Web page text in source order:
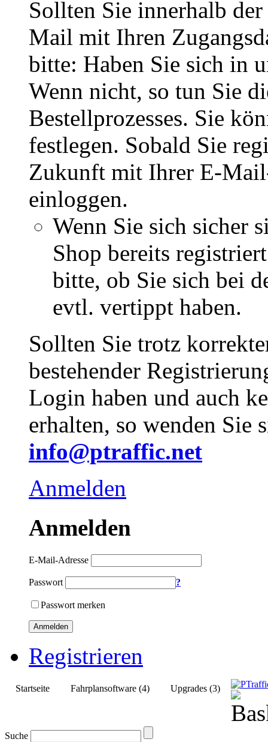
Sollten Sie innerhalb
Mail mit Ihren
bitte: Haben Sie sich in
Wenn nicht, so tun Sie
Bestellprozesses. Sie
festlegen. Sobald Sie
Zukunft mit Ihrer E-
einloggen.
Wenn Sie sich sicher
Shop bereits
bitte, ob Sie sich bei
evtl. vertippt haben.
Sollten Sie trotz
bestehender
Login haben und auch
erhalten, so wenden
info@ptraffic.net
Anmelden
Anmelden
E-Mail-Adresse
Passwort ?
Passwort merken
Anmelden
Registrieren
Startseite Fahrplansoftware (4) Upgrades (3)
Suche